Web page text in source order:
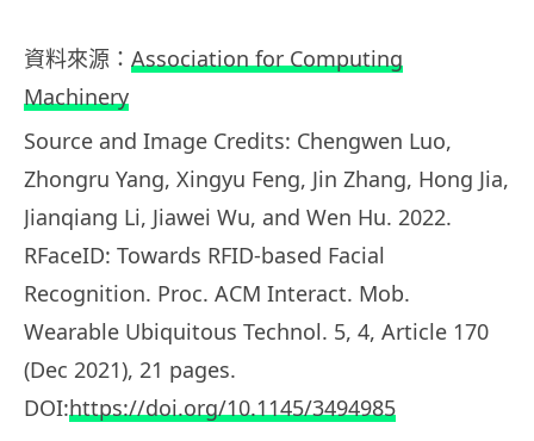
資料來源： Association for Computing
Machinery
Source and Image Credits: Chengwen Luo,
Zhongru Yang, Xingyu Feng, Jin Zhang, Hong Jia,
Jianqiang Li, Jiawei Wu, and Wen Hu. 2022.
RFaceID: Towards RFID-based Facial
Recognition. Proc. ACM Interact. Mob.
Wearable Ubiquitous Technol. 5, 4, Article 170
(Dec 2021), 21 pages.
DOI:https://doi.org/10.1145/3494985